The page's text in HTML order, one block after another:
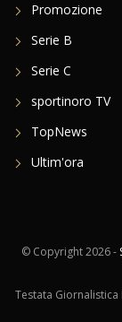
Promozione
Serie B
Serie C
sportinoro TV
TopNews
Ultim'ora
© Copyright2026 -
Testata